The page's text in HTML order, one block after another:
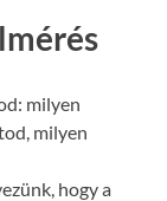
milyen
milyen
hogy a